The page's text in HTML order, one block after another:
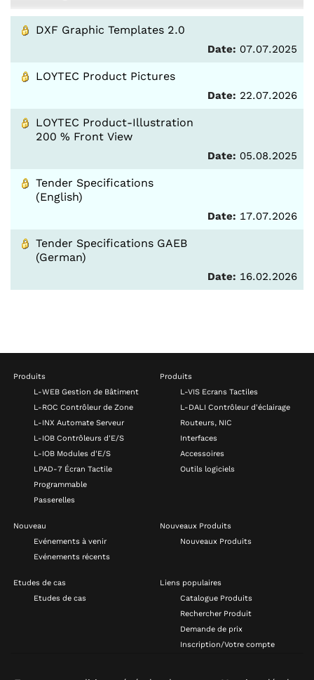
DXF Graphic Templates 2.0
Date: 07.07.2025
LOYTEC Product Pictures
Date: 22.07.2026
LOYTEC Product-Illustration
200 % Front View
Date: 05.08.2025
Tender Specifications
(English)
Date: 17.07.2026
Tender Specifications GAEB
(German)
Date: 16.02.2026
Produits
L-WEB Gestion de Bâtiment
L-ROC Contrôleur de Zone
L-INX Automate Serveur
L-IOB Contrôleurs d'E/S
L-IOB Modules d'E/S
LPAD-7 Écran Tactile
Programmable
Passerelles
Produits
L-VIS Ecrans Tactiles
L-DALI Contrôleur d'éclairage
Routeurs, NIC
Interfaces
Accessoires
Outils logiciels
Nouveau
Evénements à venir
Evénements récents
Nouveaux Produits
Nouveaux Produits
Etudes de cas
Etudes de cas
Liens populaires
Catalogue Produits
Rechercher Produit
Demande de prix
Inscription/Votre compte